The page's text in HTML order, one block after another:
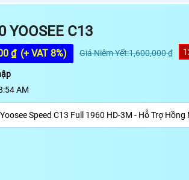
YOOSEE C13
₫ (+ VAT 8%) Giá Niêm Yết:1,600,000 ₫
AM
Speed C13 Full 1960 HD-3M - Hỗ Trợ